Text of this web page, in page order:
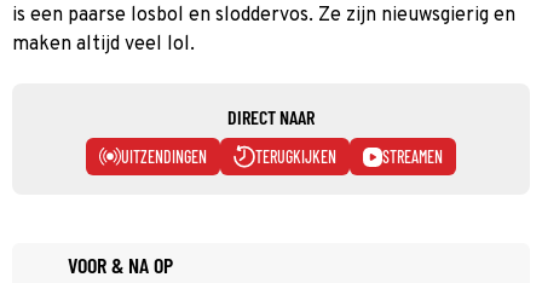
is een paarse losbol en sloddervos. Ze zijn nieuwsgierig en
maken altijd veel lol.
DIRECT NAAR
UITZENDINGEN TERUGKIJKEN STREAMEN
VOOR & NA OP